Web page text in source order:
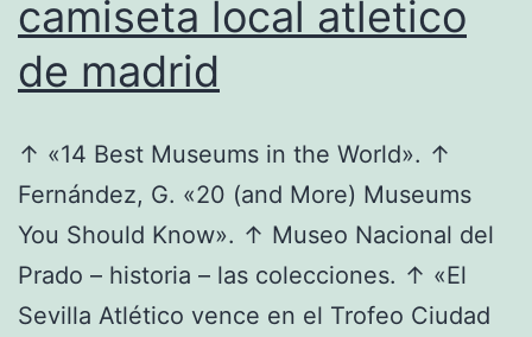
camiseta local atletico
de madrid
↑ «14 Best Museums in the World». ↑
Fernández, G. «20 (and More) Museums
You Should Know». ↑ Museo Nacional del
Prado – historia – las colecciones. ↑ «El
Sevilla Atlético vence en el Trofeo Ciudad